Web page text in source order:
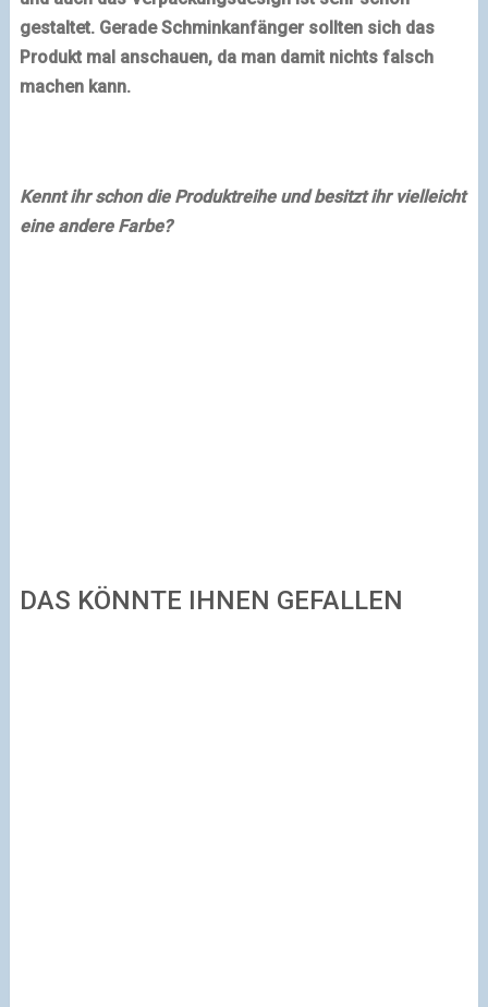
gestaltet. Gerade Schminkanfänger sollten sich das
Produkt mal anschauen, da man damit nichts falsch
machen kann.
Kennt ihr schon die Produktreihe und besitzt ihr vielleicht
eine andere Farbe?
DAS KÖNNTE IHNEN GEFALLEN